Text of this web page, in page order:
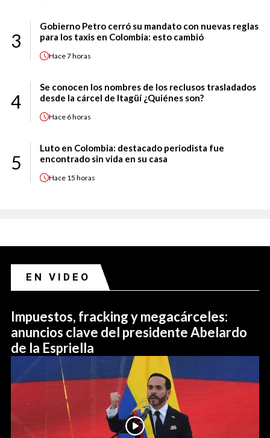
3
Gobierno Petro cerró su mandato con nuevas reglas
para los taxis en Colombia: esto cambió
Hace7 horas
4
Se conocen los nombres de los reclusos trasladados
desde la cárcel de Itagüí ¿Quiénes son?
Hace 6 horas
5
Luto en Colombia: destacado periodista fue
encontrado sin vida en su casa
Hace 15 horas
EN VIDEO
Impuestos, fracking y megacárceles:
anuncios clave del presidente Abelardo
de la Espriella